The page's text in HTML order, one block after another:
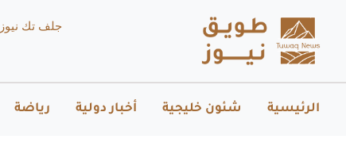
جلف تك نيوز
الرئيسية شئون خليجية أخبار دولية رياضة